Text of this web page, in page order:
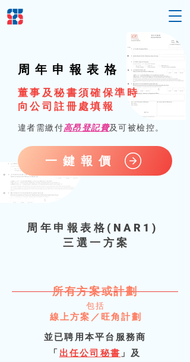
周年申報表格
違者需繳付高昂登記費及可被檢控。
董事及秘書須確保準時
向公司註冊處填報
一鍵報價
周年申報表格(NAR1)
三選一方案
所有方案或計劃
包括
線上方案 ​／ 旺角計劃
並已聘用本平台服務商
「 出任公司秘書 」及